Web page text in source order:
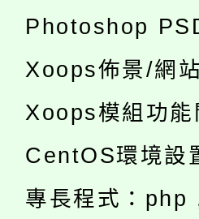
Photoshop
Xoops佈景/網
Xoops模組功能
CentOS環境設
專長程式：